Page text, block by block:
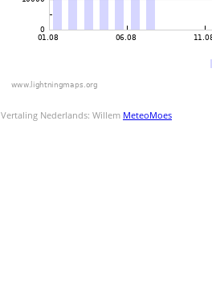
Vertaling Nederlands: Willem MeteoMoes